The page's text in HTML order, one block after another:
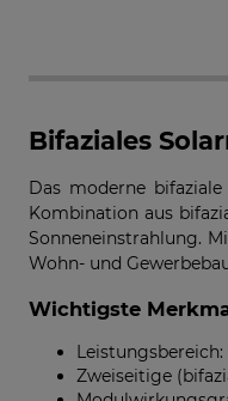
Netzwechselrichter
VERFÜGBARKEIT DER
ARTIKEL MELDEN
Bifaziales
Das moderne
Kombination aus
Sonneneinstrahlung.
Wohn- und
Wichtigste
Zweiseitige